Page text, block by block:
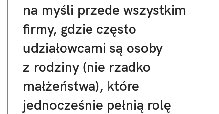
na myśli przede wszystkim
firmy, gdzie często
udziałowcami są osoby
z rodziny (nie rzadko
małżeństwa), które
jednocześnie pełnią rolę